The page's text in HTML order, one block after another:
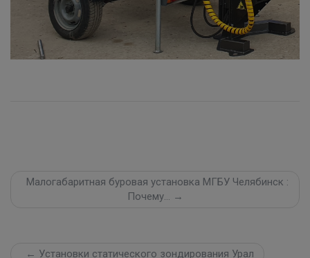
Малогабаритная буровая установка МГБУ Челябинск :
Почему… →
← Установки статического зондирования Урал